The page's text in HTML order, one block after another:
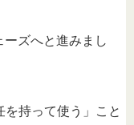
ズへと進みまし
持って使う」こと